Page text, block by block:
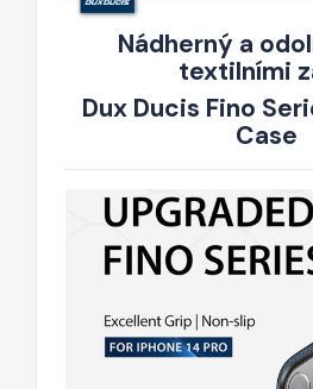
Nádherný a
textilními
Dux Ducis Fino
Case